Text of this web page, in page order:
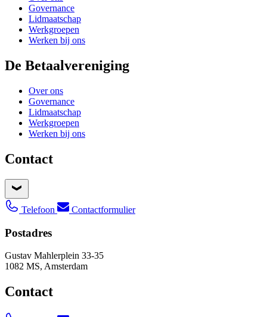
Governance
Lidmaatschap
Werkgroepen
Werken bij ons
De Betaalvereniging
Over ons
Governance
Lidmaatschap
Werkgroepen
Werken bij ons
Contact
Telefoon Contactformulier
Postadres
Gustav Mahlerplein 33-35
1082 MS, Amsterdam
Contact